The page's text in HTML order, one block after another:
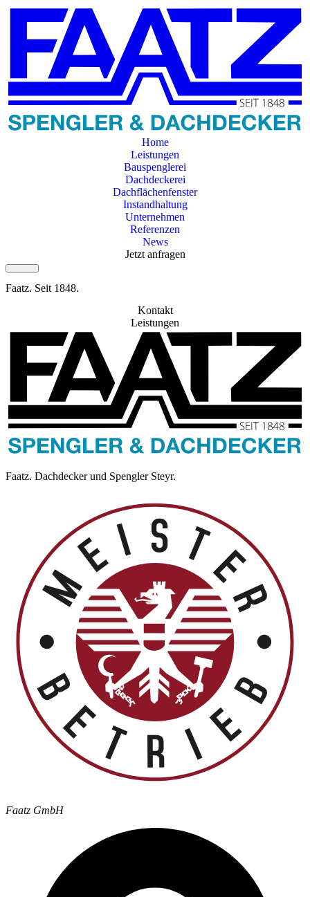
Home
Leistungen
Bauspenglerei
Dachdeckerei
Dachflächenfenster
Instandhaltung
Unternehmen
Referenzen
News
Jetzt anfragen
Faatz. Seit 1848.
Kontakt
Leistungen
Faatz. Dachdecker und Spengler Steyr.
Faatz GmbH